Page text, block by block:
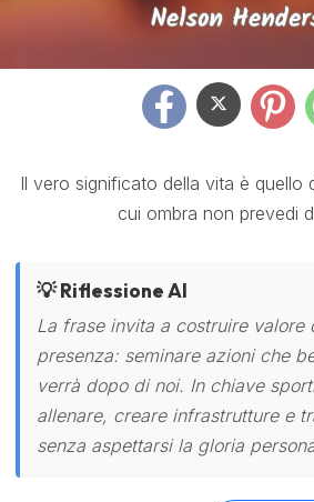
Il vero significato della vita è quello
cui ombra non prevedi
💡 Riflessione AI
La frase invita a costruire valore
presenza: seminare azioni che
verrà dopo di noi. In chiave
allenare, creare infrastrutture e
senza aspettarsi la gloria